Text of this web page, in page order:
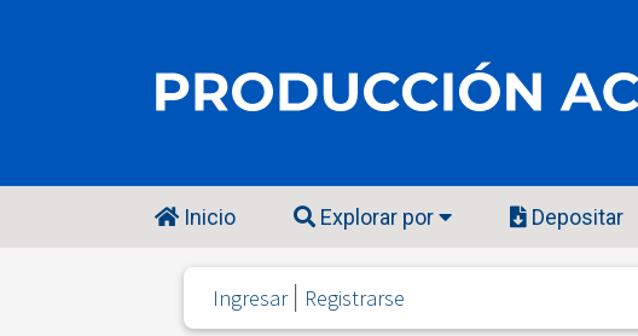
Inicio Explorar por Depositar
Ingresar Registrarse